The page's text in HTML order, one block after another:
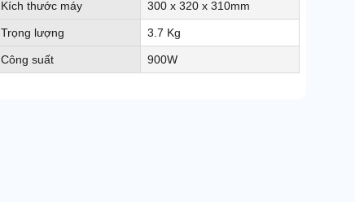
Kích thước máy 300 x 320 x 310mm
Trọng lượng 3.7 Kg
Công suất 900W